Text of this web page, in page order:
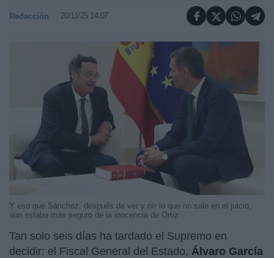
Redacción 20/11/25 14:07
Y eso que Sánchez, después de ver y oír lo que no sale en el juicio,
aún estaba más seguro de la inocencia de Ortiz
Tan solo seis días ha tardado el Supremo en
decidir: el Fiscal General del Estado, Álvaro García